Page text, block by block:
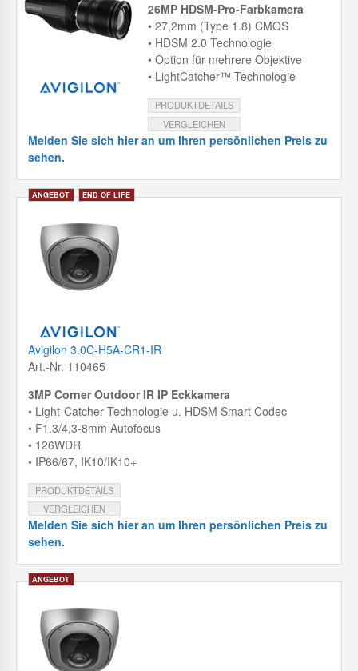
26MP HDSM-Pro-Farbkamera
• 27,2mm (Type 1.8) CMOS
• HDSM 2.0 Technologie
• Option für mehrere Objektive
• LightCatcher™-Technologie
PRODUKTDETAILS
VERGLEICHEN
Melden Sie sich hier an um Ihren persönlichen Preis zu
sehen.
Avigilon 3.0C-H5A-CR1-IR
Art.-Nr. 110465
3MP Corner Outdoor IR IP Eckkamera
• Light-Catcher Technologie u. HDSM Smart Codec
• F1.3/4,3-8mm Autofocus
• 126WDR
• IP66/67, IK10/IK10+
PRODUKTDETAILS
VERGLEICHEN
Melden Sie sich hier an um Ihren persönlichen Preis zu
sehen.